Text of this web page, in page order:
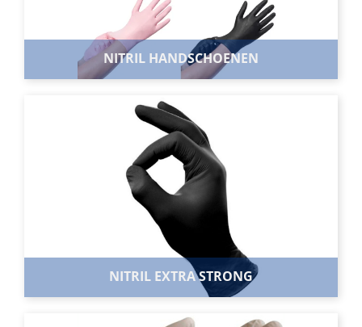
NITRIL HANDSCHOENEN
NITRIL HANDSCHOENEN
Nitril handschoenen zijn van een zacht en
huidvriendelijk materiaal,. Dit zorgt voor extra
draagcomfort, een goede pasvorm en een optimale
allergie vrije bescherming.
BEKIJK ASSORTIMENT
NITRIL EXTRA STRONG
NITRIL EXTRA STRONG